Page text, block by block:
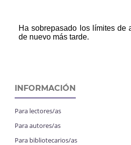
INFORMACIÓN
Para lectores/as
Para autores/as
Para bibliotecarios/as